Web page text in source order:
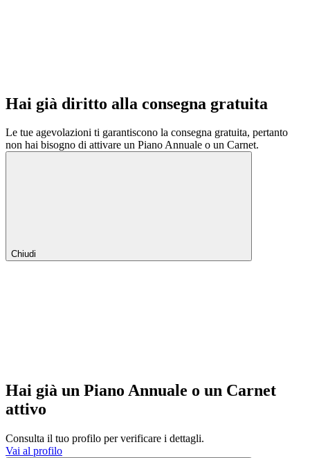
Hai già diritto alla consegna gratuita
Le tue agevolazioni ti garantiscono la consegna gratuita, pertanto
non hai bisogno di attivare un Piano Annuale o un Carnet.
Chiudi
Hai già un Piano Annuale o un Carnet
attivo
Consulta il tuo profilo per verificare i dettagli.
Vai al profilo